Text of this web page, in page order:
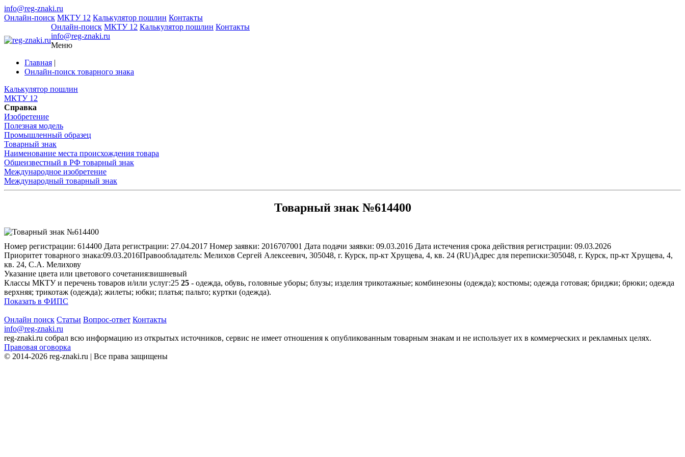
info@reg-znaki.ru
Онлайн-поиск МКТУ 12 Калькулятор пошлин Контакты
Онлайн-поиск МКТУ 12 Калькулятор пошлин Контакты
info@reg-znaki.ru
Меню
Главная |
Онлайн-поиск товарного знака
Калькулятор пошлин
МКТУ 12
Справка
Изобретение
Полезная модель
Промышленный образец
Товарный знак
Наименование места происхождения товара
Общеизвестный в РФ товарный знак
Международное изобретение
Международный товарный знак
Товарный знак №614400
Номер регистрации: 614400 Дата регистрации: 27.04.2017 Номер заявки: 2016707001 Дата подачи заявки: 09.03.2016 Дата истечения срока действия регистрации: 09.03.2026
Приоритет товарного знака:09.03.2016Правообладатель: Мелихов Сергей Алексеевич, 305048, г. Курск, пр-кт Хрущева, 4, кв. 24 (RU)Адрес для переписки:305048, г. Курск, пр-кт Хрущева, 4,
кв. 24, С.А. Мелихову
Указание цвета или цветового сочетания:вишневый
Классы МКТУ и перечень товаров и/или услуг:25 25 - одежда, обувь, головные уборы; блузы; изделия трикотажные; комбинезоны (одежда); костюмы; одежда готовая; бриджи; брюки; одежда
верхняя; трикотаж (одежда); жилеты; юбки; платья; пальто; куртки (одежда).
Показать в ФИПС
Онлайн поиск Статьи Вопрос-ответ Контакты
info@reg-znaki.ru
reg-znaki.ru собрал всю информацию из открытых источников, сервис не имеет отношения к опубликованным товарным знакам и не использует их в коммерческих и рекламных целях.
Правовая оговорка
© 2014-2026 reg-znaki.ru | Все права защищены